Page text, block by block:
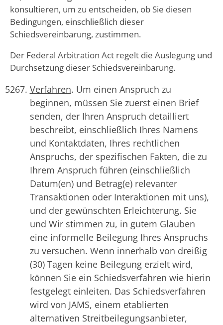
konsultieren, um zu entscheiden, ob Sie diesen
Bedingungen, einschließlich dieser
Schiedsvereinbarung, zustimmen.
Der Federal Arbitration Act regelt die Auslegung und
Durchsetzung dieser Schiedsvereinbarung.
Verfahren. Um einen Anspruch zu
beginnen, müssen Sie zuerst einen Brief
senden, der Ihren Anspruch detailliert
beschreibt, einschließlich Ihres Namens
und Kontaktdaten, Ihres rechtlichen
Anspruchs, der spezifischen Fakten, die zu
Ihrem Anspruch führen (einschließlich
Datum(en) und Betrag(e) relevanter
Transaktionen oder Interaktionen mit uns),
und der gewünschten Erleichterung. Sie
und Wir stimmen zu, in gutem Glauben
eine informelle Beilegung Ihres Anspruchs
zu versuchen. Wenn innerhalb von dreißig
(30) Tagen keine Beilegung erzielt wird,
können Sie ein Schiedsverfahren wie hierin
festgelegt einleiten. Das Schiedsverfahren
wird von JAMS, einem etablierten
alternativen Streitbeilegungsanbieter,